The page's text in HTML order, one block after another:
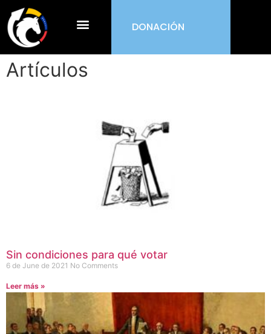
DONACIÓN
Artículos
Sin condiciones para qué votar
6 de June de 2021 No Comments
Leer más »